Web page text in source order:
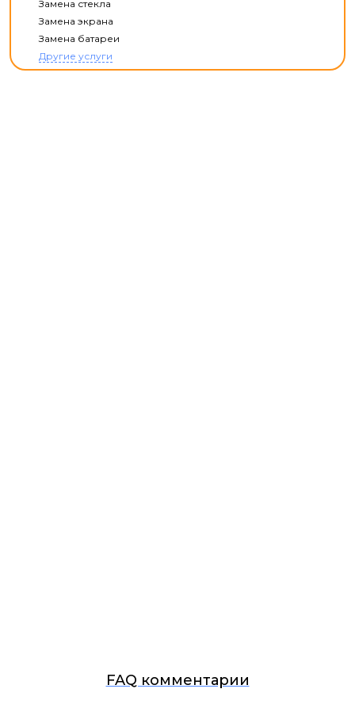
Замена стекла
Замена экрана
Замена батареи
Другие услуги
FAQ комментарии